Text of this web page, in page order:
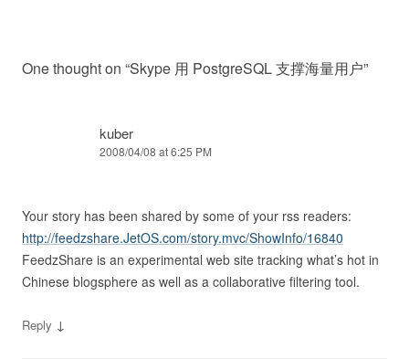
One thought on “Skype 用 PostgreSQL 支撑海量用户”
kuber
2008/04/08 at 6:25 PM
Your story has been shared by some of your rss readers:
http://feedzshare.JetOS.com/story.mvc/ShowInfo/16840
FeedzShare is an experimental web site tracking what’s hot in
Chinese blogsphere as well as a collaborative filtering tool.
Reply ↓